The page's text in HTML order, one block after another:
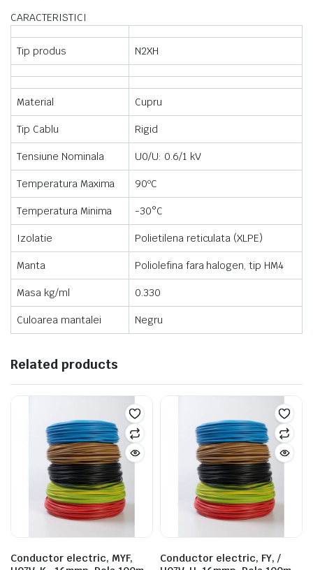
CARACTERISTICI
Tip produs N2XH
Material Cupru
Tip Cablu Rigid
Tensiune Nominala U0/U: 0.6/1 kV
Temperatura Maxima 90ºC
Temperatura Minima -30°C
Izolatie Polietilena reticulata (XLPE)
Manta Poliolefina fara halogen, tip HM4
Masa kg/ml 0.330
Culoarea mantalei Negru
Related products
Conductor electric, MYF,
Conductor electric, FY, /